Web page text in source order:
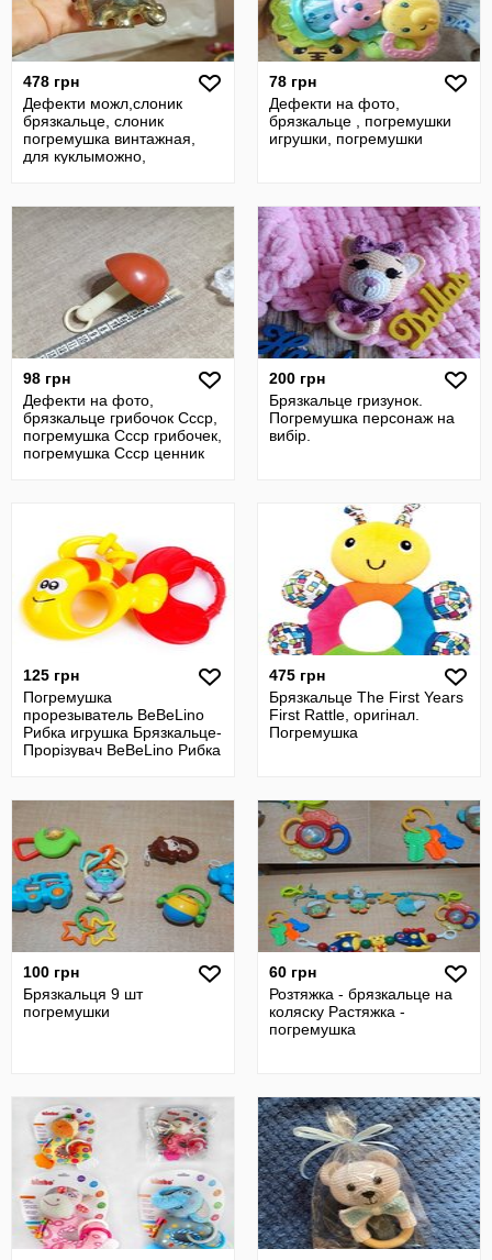
478 грн
Дефекти можл,слоник
брязкальце, слоник
погремушка винтажная,
для куклыможно,
78 грн
Дефекти на фото,
брязкальце , погремушки
игрушки, погремушки
98 грн
Дефекти на фото,
брязкальце грибочок Ссср,
погремушка Ссср грибочек,
погремушка Ссср ценник
200 грн
Брязкальце гризунок.
Погремушка персонаж на
вибір.
125 грн
Погремушка
прорезыватель BeBeLino
Рибка игрушка Брязкальце-
Прорізувач BeBeLino Рибка
475 грн
Брязкальце The First Years
First Rattle, оригінал.
Погремушка
100 грн
Брязкальця 9 шт
погремушки
60 грн
Розтяжка - брязкальце на
коляску Растяжка -
погремушка